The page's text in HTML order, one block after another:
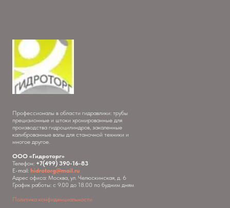
Профессионалы в области гидравлики: трубы
прецизионные и штоки хромированные для
производства гидроцилиндров, закаленные
калиброванные валы для станочной техники и
многое другое.
ООО «Гидроторг»
Телефон: +7(499) 390-16-83
E-mail: hidrotorg@mail.ru
Адрес офиса: Москва, ул. Челюскинская, д. 6
График работы: с 9.00 до 18.00 по будним дням
Политика конфиденциальности